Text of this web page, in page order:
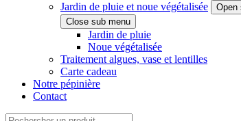
Jardin de pluie et noue végétalisée
Open
Close sub menu
Jardin de pluie
Noue végétalisée
Traitement algues, vase et lentilles
Carte cadeau
Notre pépinière
Contact